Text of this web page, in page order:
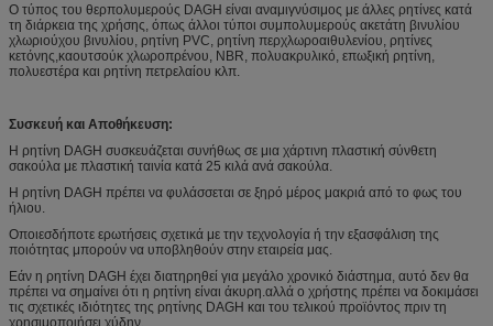
Ο τύπος του θερπολυμερούς DAGH είναι αναμιγνύσιμος με άλλες ρητίνες κατά
τη διάρκεια της χρήσης, όπως άλλοι τύποι συμπολυμερούς ακετάτη βινυλίου
χλωριούχου βινυλίου, ρητίνη PVC, ρητίνη περχλωροαιθυλενίου, ρητίνες
κετόνης,καουτσούκ χλωροπρένου, NBR, πολυακρυλικό, επωξική ρητίνη,
πολυεστέρα και ρητίνη πετρελαίου κλπ.
Συσκευή και Αποθήκευση:
Η ρητίνη DAGH συσκευάζεται συνήθως σε μια χάρτινη πλαστική σύνθετη
σακούλα με πλαστική ταινία κατά 25 κιλά ανά σακούλα.
Η ρητίνη DAGH πρέπει να φυλάσσεται σε ξηρό μέρος μακριά από το φως του
ήλιου.
Οποιεσδήποτε ερωτήσεις σχετικά με την τεχνολογία ή την εξασφάλιση της
ποιότητας μπορούν να υποβληθούν στην εταιρεία μας.
Εάν η ρητίνη DAGH έχει διατηρηθεί για μεγάλο χρονικό διάστημα, αυτό δεν θα
πρέπει να σημαίνει ότι η ρητίνη είναι άκυρη.αλλά ο χρήστης πρέπει να δοκιμάσει
τις σχετικές ιδιότητες της ρητίνης DAGH και του τελικού προϊόντος πριν τη
χρησιμοποιήσει χύδην.